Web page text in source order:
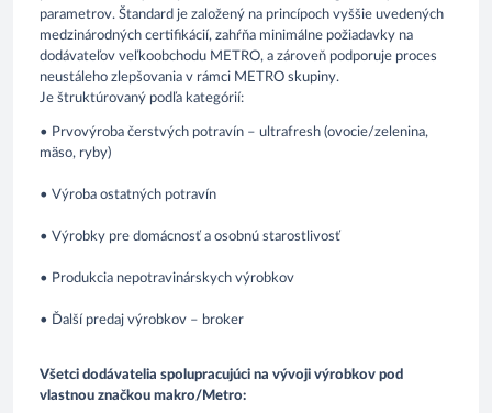
parametrov. Štandard je založený na princípoch vyššie uvedených
medzinárodných certifikácií, zahŕňa minimálne požiadavky na
dodávateľov veľkoobchodu METRO, a zároveň podporuje proces
neustáleho zlepšovania v rámci METRO skupiny.
Je štruktúrovaný podľa kategórií:
• Prvovýroba čerstvých potravín – ultrafresh (ovocie/zelenina,
mäso, ryby)
• Výroba ostatných potravín
• Výrobky pre domácnosť a osobnú starostlivosť
• Produkcia nepotravinárskych výrobkov
• Ďalší predaj výrobkov – broker
Všetci dodávatelia spolupracujúci na vývoji výrobkov pod
vlastnou značkou makro/Metro: